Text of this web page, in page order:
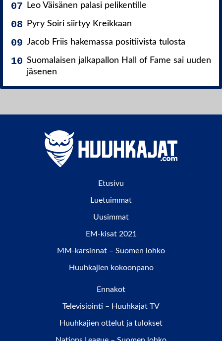
Leo Väisänen palasi pelikentille
Pyry Soiri siirtyy Kreikkaan
Jacob Friis hakemassa positiivista tulosta
Suomalaisen jalkapallon Hall of Fame sai uuden
jäsenen
Etusivu
Luetuimmat
Uusimmat
EM-kisat 2021
MM-karsinnat – Suomen lohko
Huuhkajien kokoonpano
Ennakot
Televisiointi – Huuhkajat TV
Huuhkajien ottelut ja tulokset